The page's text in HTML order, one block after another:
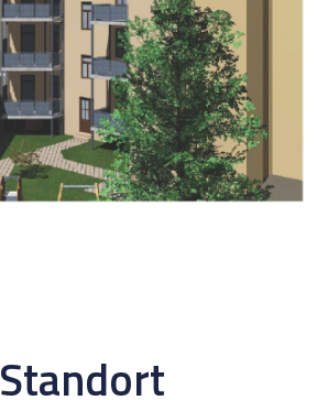
Standort